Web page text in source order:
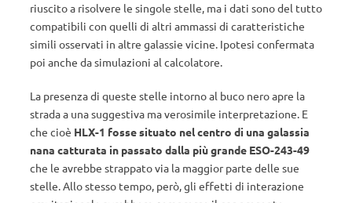
riuscito a risolvere le singole stelle, ma i dati sono del tutto
compatibili con quelli di altri ammassi di caratteristiche
simili osservati in altre galassie vicine. Ipotesi confermata
poi anche da simulazioni al calcolatore.
La presenza di queste stelle intorno al buco nero apre la
strada a una suggestiva ma verosimile interpretazione. E
che cioè HLX-1 fosse situato nel centro di una galassia
nana catturata in passato dalla più grande ESO-243-49
che le avrebbe strappato via la maggior parte delle sue
stelle. Allo stesso tempo, però, gli effetti di interazione